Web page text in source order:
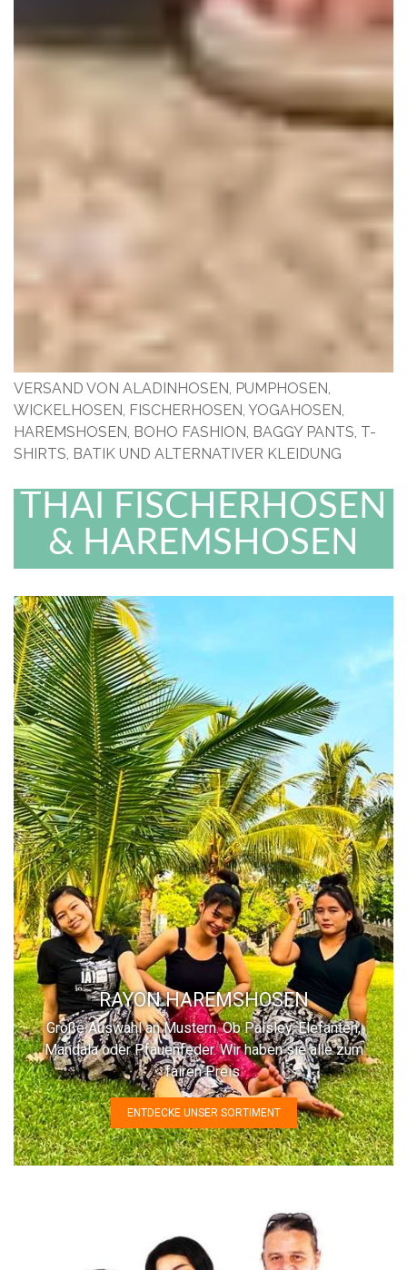
VERSAND VON ALADINHOSEN, PUMPHOSEN,
WICKELHOSEN, FISCHERHOSEN, YOGAHOSEN,
HAREMSHOSEN, BOHO FASHION, BAGGY PANTS, T-
SHIRTS, BATIK UND ALTERNATIVER KLEIDUNG
THAI FISCHERHOSEN
& HAREMSHOSEN
RAYON HAREMSHOSEN
Große Auswahl an Mustern. Ob Paisley, Elefanten,
Mandala oder Pfauenfeder. Wir haben sie alle zum
fairen Preis.
ENTDECKE UNSER SORTIMENT